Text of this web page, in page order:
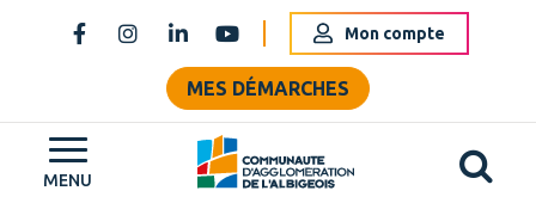
Lien vers le compte Facebook
Lien vers le compte Instagram
Lien vers le compte Linkedin
Lien vers la chaîne Youtube
Mon compte
MES DÉMARCHES
MENU Grand Albigeois